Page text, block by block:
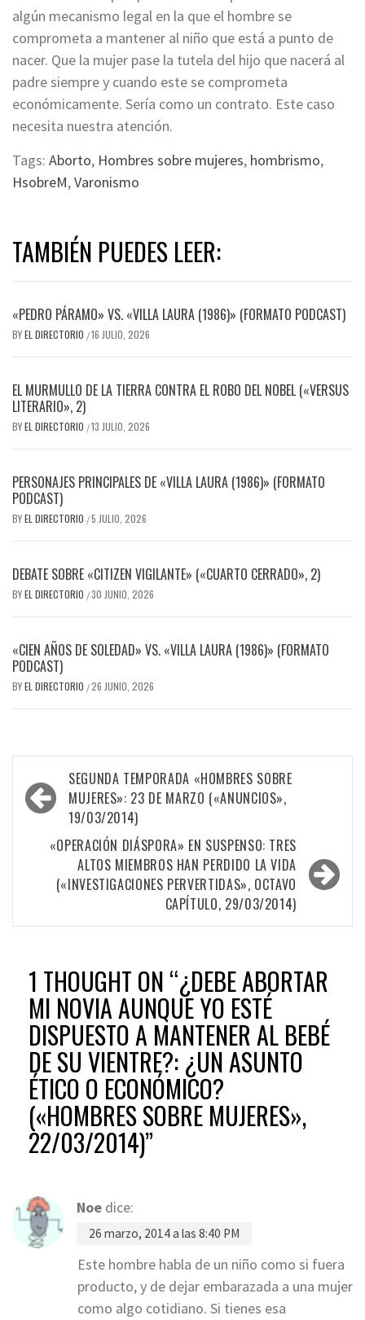
algún mecanismo legal en la que el hombre se
comprometa a mantener al niño que está a punto de
nacer. Que la mujer pase la tutela del hijo que nacerá al
padre siempre y cuando este se comprometa
económicamente. Sería como un contrato. Este caso
necesita nuestra atención.
Tags: Aborto, Hombres sobre mujeres, hombrismo,
HsobreM,Varonismo
TAMBIÉN PUEDES LEER:
«PEDRO PÁRAMO» VS. «VILLA LAURA (1986)» (FORMATO PODCAST)
BYEL DIRECTORIO /16 JULIO, 2026
EL MURMULLO DE LA TIERRA CONTRA EL ROBO DEL NOBEL («VERSUS
LITERARIO», 2)
BYEL DIRECTORIO /13 JULIO, 2026
PERSONAJES PRINCIPALES DE «VILLA LAURA (1986)» (FORMATO
PODCAST)
BYEL DIRECTORIO /5 JULIO, 2026
DEBATE SOBRE «CITIZEN VIGILANTE» («CUARTO CERRADO», 2)
BYEL DIRECTORIO /30 JUNIO, 2026
«CIEN AÑOS DE SOLEDAD» VS. «VILLA LAURA (1986)» (FORMATO
PODCAST)
BYEL DIRECTORIO /26 JUNIO, 2026
Navegación
de
entradas
SEGUNDA TEMPORADA «HOMBRES SOBRE
MUJERES»: 23 DE MARZO («ANUNCIOS»,
19/03/2014)
«OPERACIÓN DIÁSPORA» EN SUSPENSO: TRES
ALTOS MIEMBROS HAN PERDIDO LA VIDA
(«INVESTIGACIONES PERVERTIDAS», OCTAVO
CAPÍTULO, 29/03/2014)
1 THOUGHT ON “¿DEBE ABORTAR
MI NOVIA AUNQUE YO ESTÉ
DISPUESTO A MANTENER AL BEBÉ
DE SU VIENTRE?: ¿UN ASUNTO
ÉTICO O ECONÓMICO?
(«HOMBRES SOBRE MUJERES»,
22/03/2014)”
Noe dice:
26 marzo, 2014 a las 8:40 PM
Este hombre habla de un niño como si fuera
producto, y de dejar embarazada a una mujer
como algo cotidiano. Si tienes esa